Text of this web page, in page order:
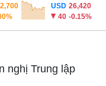
USD 26,420
40 -0.15%
nghị Trung lập